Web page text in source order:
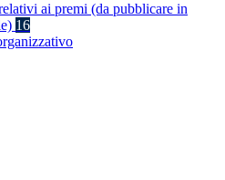
ai premi (da pubblicare in
16